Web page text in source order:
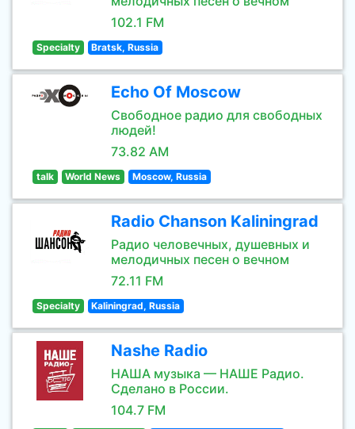
102.1 FM
Specialty Bratsk, Russia
Echo Of Moscow
Свободное радио для свободных
людей!
73.82 AM
talk World News Moscow, Russia
Radio Chanson Kaliningrad
Радио человечных, душевных и
мелодичных песен о вечном
72.11 FM
Specialty Kaliningrad, Russia
Nashe Radio
НАША музыка — НАШЕ Радио.
Сделано в России.
104.7 FM